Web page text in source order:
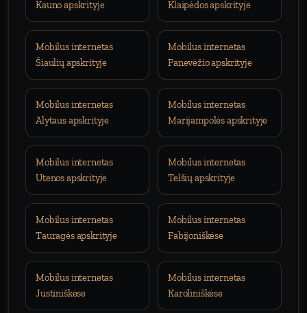
Kauno apskrityje
Klaipėdos apskrityje
Mobilus internetas
Šiaulių apskrityje
Mobilus internetas
Panevėžio apskrityje
Mobilus internetas
Alytaus apskrityje
Mobilus internetas
Marijampolės apskrityje
Mobilus internetas
Utenos apskrityje
Mobilus internetas
Telšių apskrityje
Mobilus internetas
Tauragės apskrityje
Mobilus internetas
Fabijoniškėse
Mobilus internetas
Justiniškėse
Mobilus internetas
Karoliniškėse